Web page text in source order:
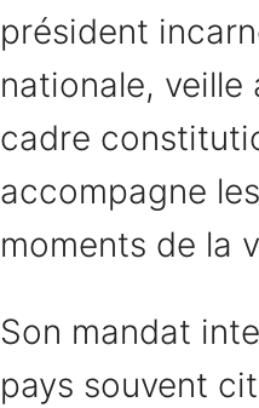
président
nationale, veille
cadre
accompagne
moments de la
Son mandat
pays souvent